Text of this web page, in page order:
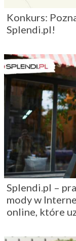
Konkurs:
Splendi.pl!
Splendi.pl –
mody w
online, które